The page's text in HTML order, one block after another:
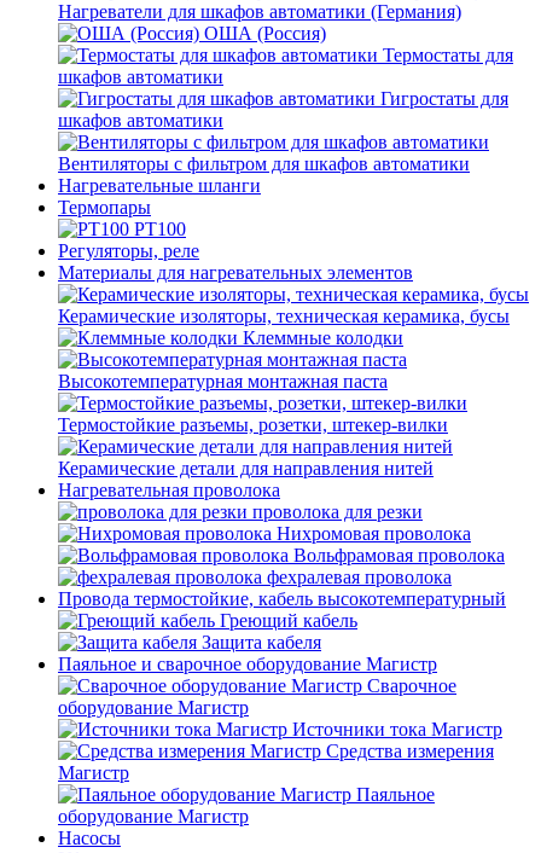
Нагреватели для шкафов автоматики (Германия)
ОША (Россия)
Термостаты для
шкафов автоматики
Гигростаты для
шкафов автоматики
Вентиляторы с фильтром для шкафов автоматики
Нагревательные шланги
Термопары
PT100
Регуляторы, реле
Материалы для нагревательных элементов
Керамические изоляторы, техническая керамика, бусы
Клеммные колодки
Высокотемпературная монтажная паста
Термостойкие разъемы, розетки, штекер-вилки
Керамические детали для направления нитей
Нагревательная проволока
проволока для резки
Нихромовая проволока
Вольфрамовая проволока
фехралевая проволока
Провода термостойкие, кабель высокотемпературный
Греющий кабель
Защита кабеля
Паяльное и сварочное оборудование Магистр
Сварочное
оборудование Магистр
Источники тока Магистр
Средства измерения
Магистр
Паяльное
оборудование Магистр
Насосы